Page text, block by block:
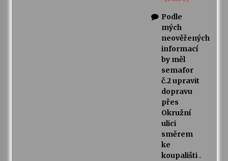
Podle
mých
neověřených
informací
by měl
semafor
č.2 upravit
dopravu
přes
Okružní
ulici
směrem
ke
koupališti .